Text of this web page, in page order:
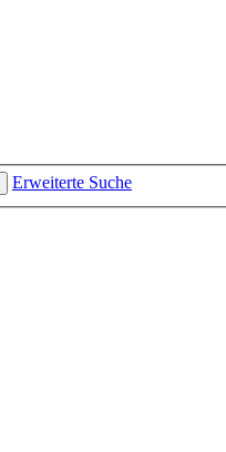
Erweiterte Suche